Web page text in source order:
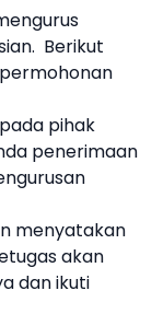
Berikut
pihak
penerimaan
menyatakan
akan
dan ikuti